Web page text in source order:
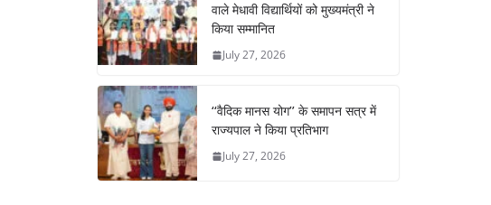
वाले मेधावी विद्यार्थियों को मुख्यमंत्री ने
किया सम्मानित
July 27, 2026
‘‘वैदिक मानस योग’’ के समापन सत्र में
राज्यपाल ने किया प्रतिभाग
July 27, 2026